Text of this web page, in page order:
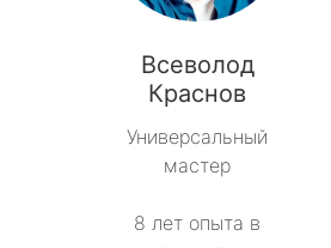
Всеволод
Краснов
Универсальный
мастер
8 лет опыта в